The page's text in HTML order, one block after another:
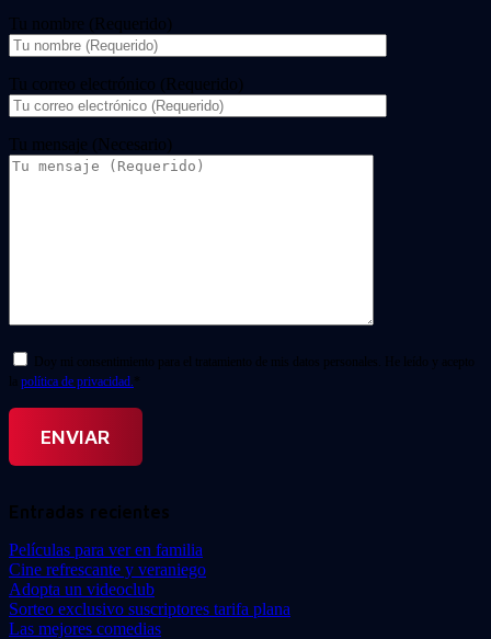
Tu nombre (Requerido)
Tu correo electrónico (Requerido)
Tu mensaje (Necesario)
Doy mi consentimiento para el tratamiento de mis datos personales. He leído y acepto
la política de privacidad. *
Entradas recientes
Películas para ver en familia
Cine refrescante y veraniego
Adopta un videoclub
Sorteo exclusivo suscriptores tarifa plana
Las mejores comedias